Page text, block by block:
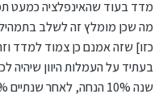
מדד בעוד שהאינפלציה כמעט
מה שכן מומלץ זה לשלב
כזו] שזה אמנם כן צמוד למדד
בעתיד על העמלות היוון שיהיה
שנה 10% הנחה, לאחר שנתיים 20% וכן הלאה עד ל-40% הנחה]